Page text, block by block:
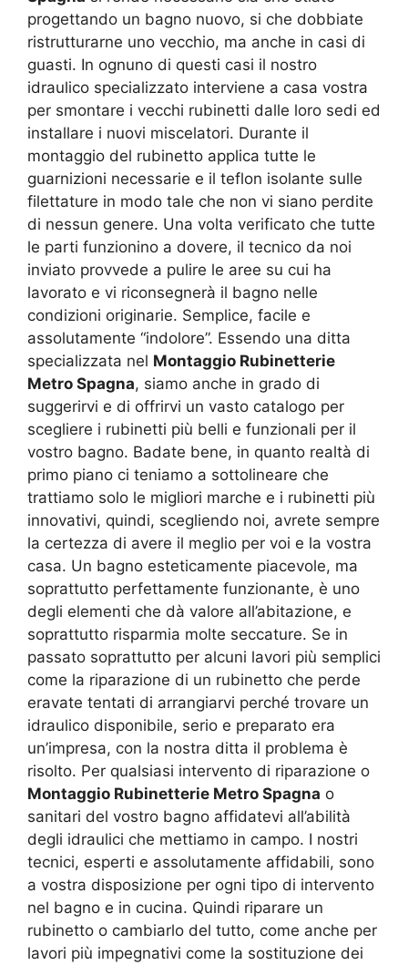
progettando un bagno nuovo, si che dobbiate
ristrutturarne uno vecchio, ma anche in casi di
guasti. In ognuno di questi casi il nostro
idraulico specializzato interviene a casa vostra
per smontare i vecchi rubinetti dalle loro sedi ed
installare i nuovi miscelatori. Durante il
montaggio del rubinetto applica tutte le
guarnizioni necessarie e il teflon isolante sulle
filettature in modo tale che non vi siano perdite
di nessun genere. Una volta verificato che tutte
le parti funzionino a dovere, il tecnico da noi
inviato provvede a pulire le aree su cui ha
lavorato e vi riconsegnerà il bagno nelle
condizioni originarie. Semplice, facile e
assolutamente “indolore”. Essendo una ditta
specializzata nel Montaggio Rubinetterie
Metro Spagna, siamo anche in grado di
suggerirvi e di offrirvi un vasto catalogo per
scegliere i rubinetti più belli e funzionali per il
vostro bagno. Badate bene, in quanto realtà di
primo piano ci teniamo a sottolineare che
trattiamo solo le migliori marche e i rubinetti più
innovativi, quindi, scegliendo noi, avrete sempre
la certezza di avere il meglio per voi e la vostra
casa. Un bagno esteticamente piacevole, ma
soprattutto perfettamente funzionante, è uno
degli elementi che dà valore all’abitazione, e
soprattutto risparmia molte seccature. Se in
passato soprattutto per alcuni lavori più semplici
come la riparazione di un rubinetto che perde
eravate tentati di arrangiarvi perché trovare un
idraulico disponibile, serio e preparato era
un’impresa, con la nostra ditta il problema è
risolto. Per qualsiasi intervento di riparazione o
Montaggio Rubinetterie Metro Spagna o
sanitari del vostro bagno affidatevi all’abilità
degli idraulici che mettiamo in campo. I nostri
tecnici, esperti e assolutamente affidabili, sono
a vostra disposizione per ogni tipo di intervento
nel bagno e in cucina. Quindi riparare un
rubinetto o cambiarlo del tutto, come anche per
lavori più impegnativi come la sostituzione dei